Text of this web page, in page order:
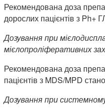
Рекомендована доза
дорослих пацієнтів з Ph+
Дозування при
мієлопроліферативних
Рекомендована доза
пацієнтів з MDS/MPD
Дозування при